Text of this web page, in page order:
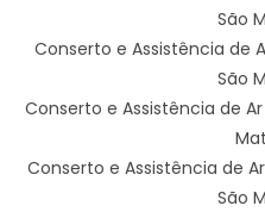
São
Conserto e Assistência de
São
Conserto e Assistência de
Conserto e Assistência de
São